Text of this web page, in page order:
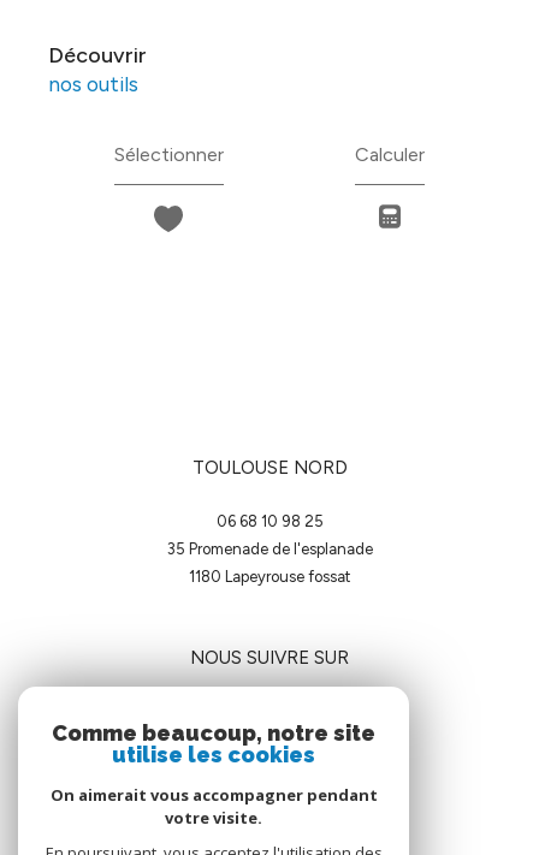
découvrir
nos outils
Sélectionner Calculer
TOULOUSE NORD
06 68 10 98 25
35 Promenade de l'esplanade
1180
lapeyrouse fossat
NOUS SUIVRE SUR
Comme beaucoup, notre site
utilise les cookies
On aimerait vous accompagner pendant
votre visite.